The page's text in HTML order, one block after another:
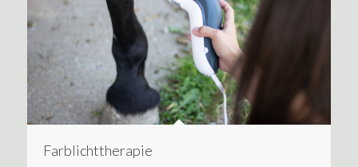
Farblichttherapie